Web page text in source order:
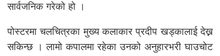
सार्वजनिक गरेको हो ।
पोस्टरमा चलचित्रका मुख्य कलाकार प्रदीप खड्कालाई देख्न
सकिन्छ । लामो कपालमा रहेका उनको अनुहारभरी घाउचोट